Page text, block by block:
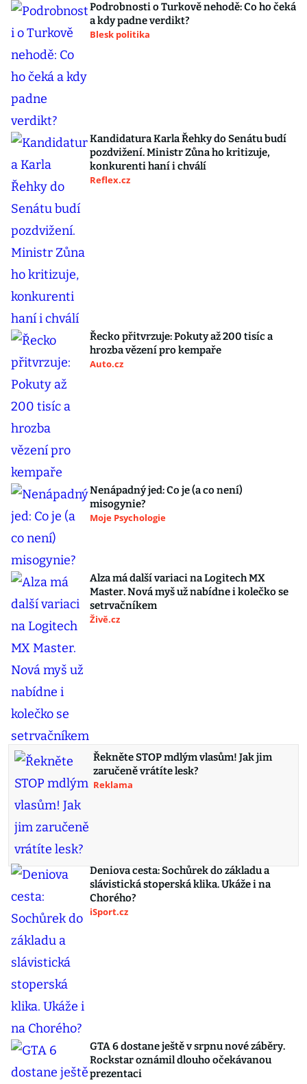
Podrobnosti o Turkově nehodě: Co ho čeká
a kdy padne verdikt?
Blesk politika
Kandidatura Karla Řehky do Senátu budí
pozdvižení. Ministr Zůna ho kritizuje,
konkurenti haní i chválí
Reflex.cz
Řecko přitvrzuje: Pokuty až 200 tisíc a
hrozba vězení pro kempaře
Auto.cz
Nenápadný jed: Co je (a co není)
misogynie?
Moje Psychologie
Alza má další variaci na Logitech MX
Master. Nová myš už nabídne i kolečko se
setrvačníkem
Živě.cz
Řekněte STOP mdlým vlasům! Jak jim
zaručeně vrátíte lesk?
Reklama
Deniova cesta: Sochůrek do základu a
slávistická stoperská klika. Ukáže i na
Chorého?
iSport.cz
GTA 6 dostane ještě v srpnu nové záběry.
Rockstar oznámil dlouho očekávanou
prezentaci